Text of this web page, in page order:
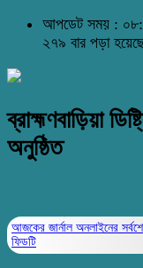
আপডেট সময় :
২৭৯ বার পড়া
ব্রাহ্মণবাড়িয়া
অনুষ্ঠিত
আজকের জার্নাল অনলাইনের
ফিডটি